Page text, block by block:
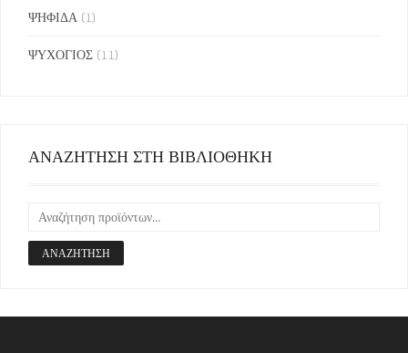
ΨΗΦΙΔΑ (1)
ΨΥΧΟΓΙΟΣ (11)
ΑΝΑΖΗΤΗΣΗ ΣΤΗ ΒΙΒΛΙΟΘΗΚΗ
ΑΝΑΖΉΤΗΣΗ